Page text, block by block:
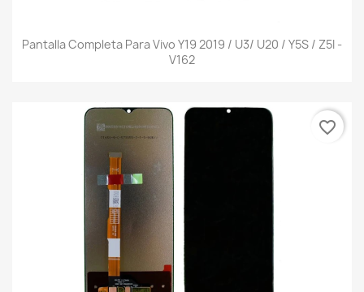
Pantalla Completa Para Vivo Y19 2019 / U3/ U20 / Y5S / Z5I -
V162
favorite_border